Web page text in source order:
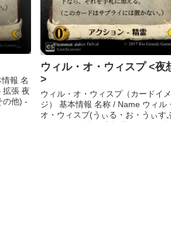
報 名
拡張 夜
の他) -
ウィル・オ・ウィスプ <夜
>
ウィル・オ・ウィスプ（カードイ
ジ） 基本情報 名称 / Name ウィル
オ・ウィスプ(うぃる・お・うぃす